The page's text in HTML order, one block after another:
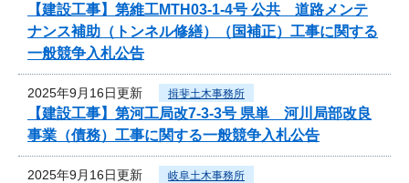
【建設工事】第維工MTH03-1-4号 公共 道路メンテ
ナンス補助（トンネル修繕）（国補正）工事に関する
一般競争入札公告
2025年9月16日更新 揖斐土木事務所
【建設工事】第河工局改7-3-3号 県単 河川局部改良
事業（債務）工事に関する一般競争入札公告
2025年9月16日更新 岐阜土木事務所